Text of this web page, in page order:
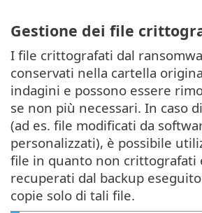
Gestione dei file
I file crittografati dal
conservati nella cartella
indagini e possono essere
se non più necessari. In caso
(ad es. file modificati da
personalizzati), è possibile
file in quanto non crittografati
recuperati dal backup eseguito
copie solo di tali file.